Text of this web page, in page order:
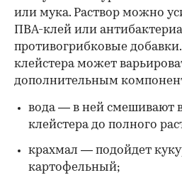
или мука. Раствор можно
ПВА-клей или
противогрибковые
клейстера может
дополнительным
вода — в ней смешивают
клейстера до полного
крахмал — подойдет
картофельный;